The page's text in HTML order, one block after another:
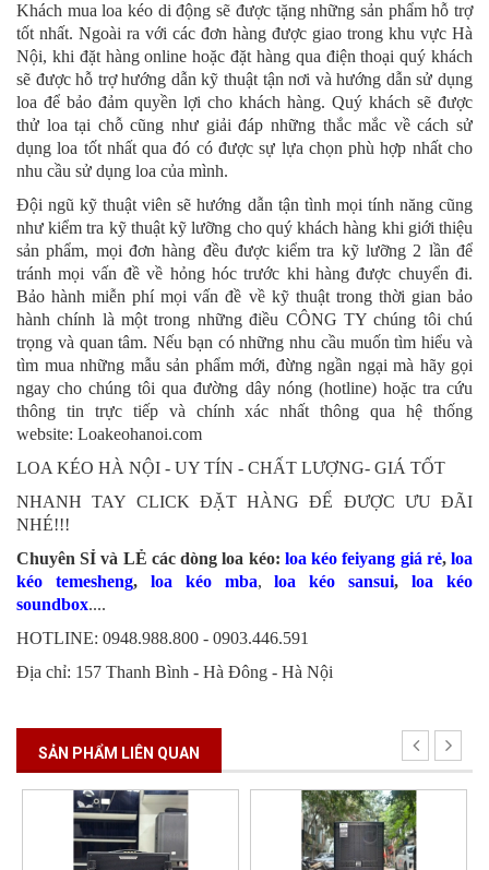
Khách mua loa kéo di động sẽ được tặng những sản phẩm hỗ trợ
tốt nhất. Ngoài ra với các đơn hàng được giao trong khu vực Hà
Nội, khi đặt hàng online hoặc đặt hàng qua điện thoại quý khách
sẽ được hỗ trợ hướng dẫn kỹ thuật tận nơi và hướng dẫn sử dụng
loa để bảo đảm quyền lợi cho khách hàng. Quý khách sẽ được
thử loa tại chỗ cũng như giải đáp những thắc mắc về cách sử
dụng loa tốt nhất qua đó có được sự lựa chọn phù hợp nhất cho
nhu cầu sử dụng loa của mình.
Đội ngũ kỹ thuật viên sẽ hướng dẫn tận tình mọi tính năng cũng
như kiểm tra kỹ thuật kỹ lưỡng cho quý khách hàng khi giới thiệu
sản phẩm, mọi đơn hàng đều được kiểm tra kỹ lưỡng 2 lần để
tránh mọi vấn đề về hỏng hóc trước khi hàng được chuyển đi.
Bảo hành miễn phí mọi vấn đề về kỹ thuật trong thời gian bảo
hành chính là một trong những điều CÔNG TY chúng tôi chú
trọng và quan tâm. Nếu bạn có những nhu cầu muốn tìm hiểu và
tìm mua những mẫu sản phẩm mới, đừng ngần ngại mà hãy gọi
ngay cho chúng tôi qua đường dây nóng (hotline) hoặc tra cứu
thông tin trực tiếp và chính xác nhất thông qua hệ thống
website: Loakeohanoi.com
LOA KÉO HÀ NỘI - UY TÍN - CHẤT LƯỢNG- GIÁ TỐT
NHANH TAY CLICK ĐẶT HÀNG ĐỂ ĐƯỢC ƯU ĐÃI
NHÉ!!!
Chuyên SỈ và LẺ các dòng loa kéo: loa kéo feiyang giá rẻ,loa
kéo temesheng, loa kéo mba,loa kéo sansui,loa kéo
soundbox....
HOTLINE: 0948.988.800 - 0903.446.591
Địa chỉ: 157 Thanh Bình - Hà Đông - Hà Nội
SẢN PHẨM LIÊN QUAN